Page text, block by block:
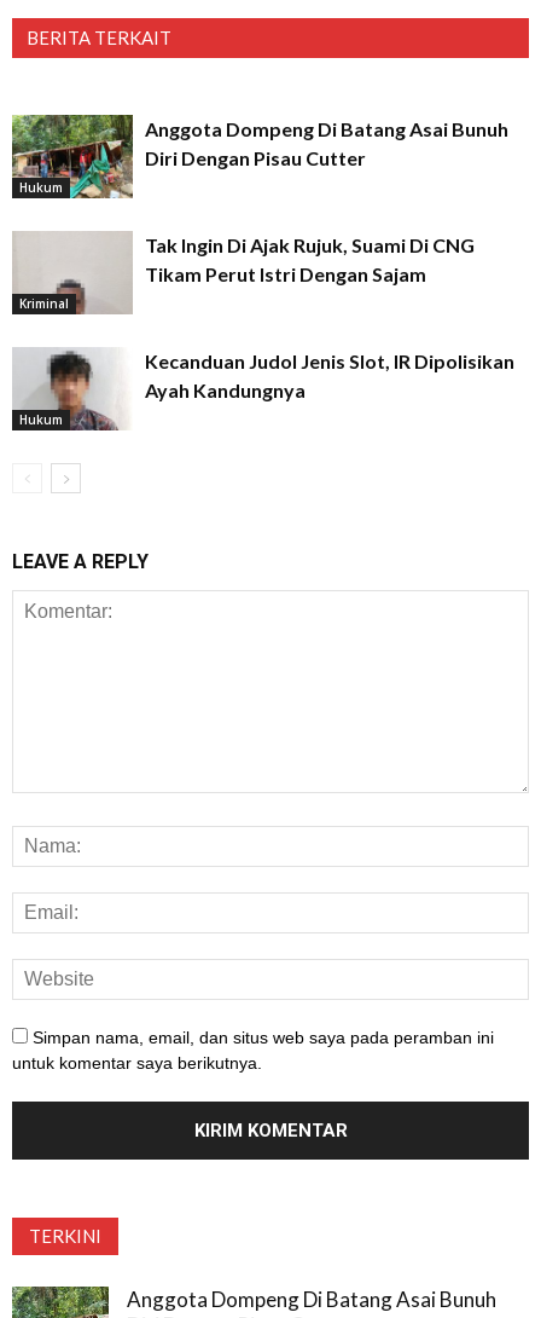
BERITA TERKAIT
Hukum
Anggota Dompeng Di Batang Asai Bunuh
Diri Dengan Pisau Cutter
Kriminal
Tak Ingin Di Ajak Rujuk, Suami Di CNG
Tikam Perut Istri Dengan Sajam
Hukum
Kecanduan Judol Jenis Slot, IR Dipolisikan
Ayah Kandungnya
LEAVE A REPLY
Simpan nama, email, dan situs web saya pada peramban ini
untuk komentar saya berikutnya.
TERKINI
Anggota Dompeng Di Batang Asai Bunuh